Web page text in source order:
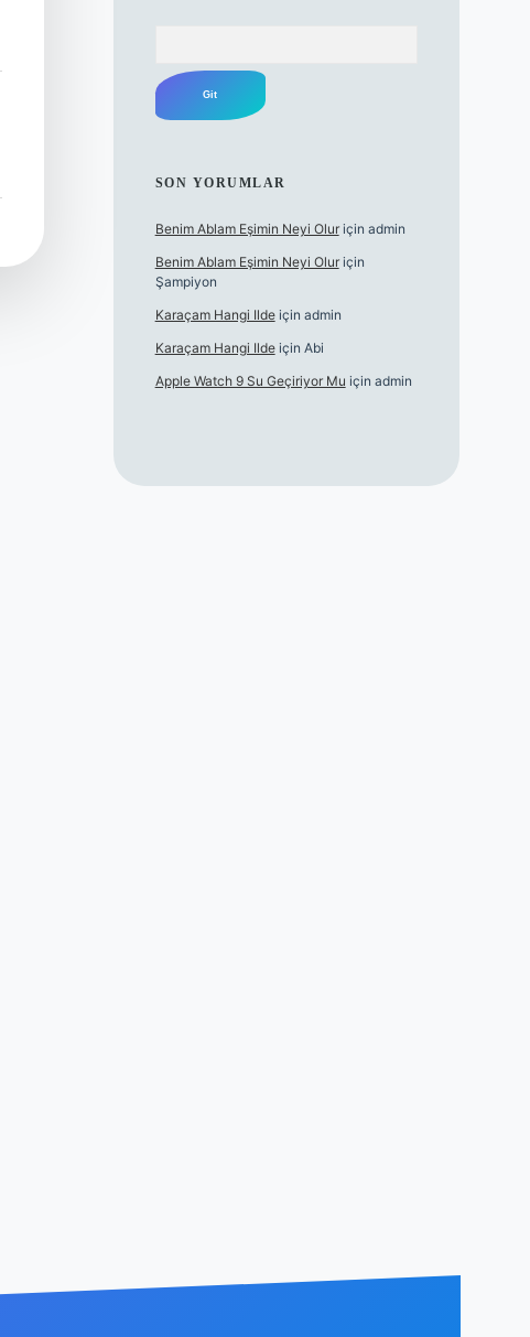
SON YORUMLAR
Benim Ablam Eşimin Neyi Oluriçin admin
Benim Ablam Eşimin Neyi Oluriçin
Şampiyon
Karaçam Hangi Ildeiçin admin
Karaçam Hangi Ildeiçin Abi
Apple Watch 9 Su Geçiriyor Mu için admin